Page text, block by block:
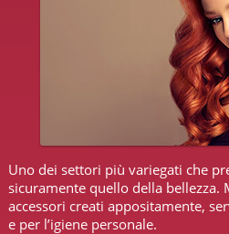
Uno dei settori più variegati che
sicuramente quello della bellezza.
accessori creati appositamente,
e per l’igiene personale.